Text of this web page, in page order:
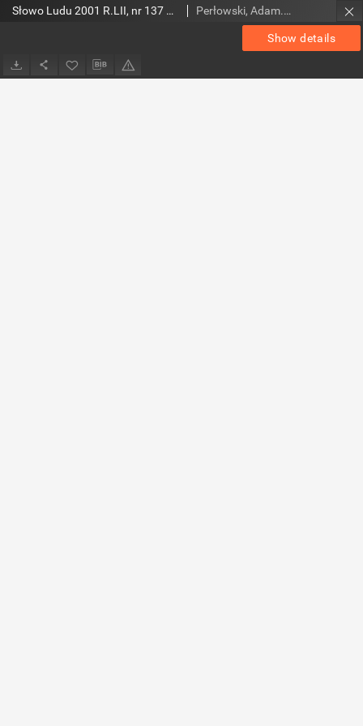
Show details
Słowo Ludu 2001 R.LII, nr 137 magazyn (Kielce, Radom A) Perłowski, Adam. Red.